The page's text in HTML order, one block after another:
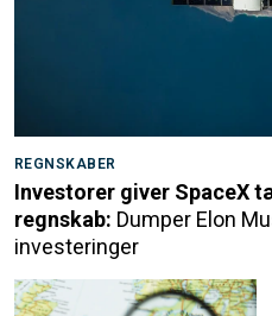
REGNSKABER
Investorer giver SpaceX
regnskab: Dumper Elon
investeringer